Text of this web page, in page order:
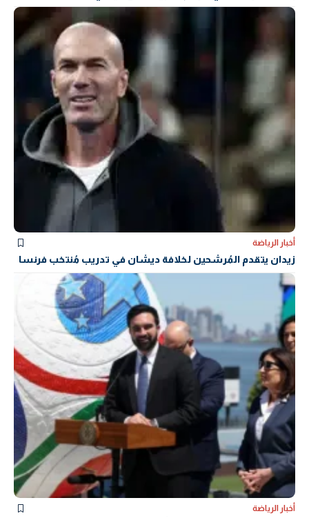
أخبار الرياضة
زيدان يتقدم المُرشحين لخلافة ديشان في تدريب مُنتخب فرنسا
أخبار الرياضة